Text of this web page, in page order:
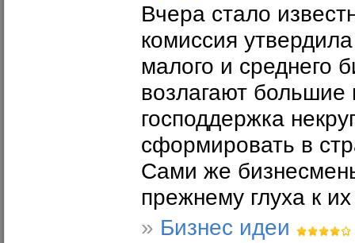
Вчера стало
комиссия
малого и среднего
возлагают
господдержка
сформировать в
Сами же
прежнему глуха к
» Бизнес идеи